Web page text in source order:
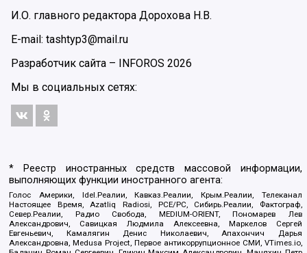
И.О. главного редактора Дорохова Н.В.
E-mail: tashtyp3@mail.ru
Разработчик сайта – INFOROS 2026
Мы в социальных сетях:
* Реестр иностранных средств массовой информации,
выполняющих функции иностранного агента:
Голос Америки, Idel.Реалии, Кавказ.Реалии, Крым.Реалии, Телеканал
Настоящее Время, Azatliq Radiosi, PCE/PC, Сибирь.Реалии, Фактограф,
Север.Реалии, Радио Свобода, MEDIUM-ORIENT, Пономарев Лев
Александрович, Савицкая Людмила Алексеевна, Маркелов Сергей
Евгеньевич, Камалягин Денис Николаевич, Апахончич Дарья
Александровна, Medusa Project, Первое антикоррупционное СМИ, VTimes.io,